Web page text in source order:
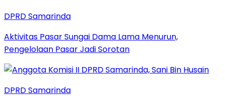
DPRD Samarinda
Aktivitas Pasar Sungai Dama Lama Menurun,
Pengelolaan Pasar Jadi Sorotan
DPRD Samarinda